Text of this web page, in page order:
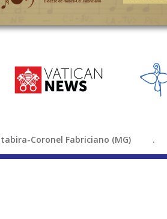
Itabira-Coronel Fabriciano (MG) .